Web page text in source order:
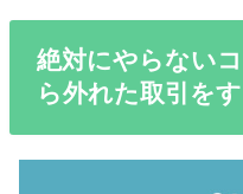
絶対にやらない
ら外れた取引を